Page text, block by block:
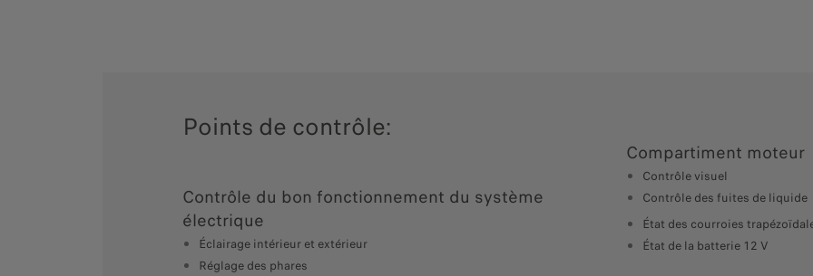
Points de contrôle:
Contrôle du bon fonctionnement du système
électrique
Éclairage intérieur et extérieur
Réglage des phares
Compartiment moteur
Contrôle visuel
Contrôle des fuites de liquide
État des courroies
État de la batterie 12 V